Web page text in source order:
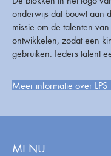
onderwijs dat bouwt aan
missie om de talenten
ontwikkelen, zodat een
gebruiken. Ieders talent
Meer informatie over LPS
MENU